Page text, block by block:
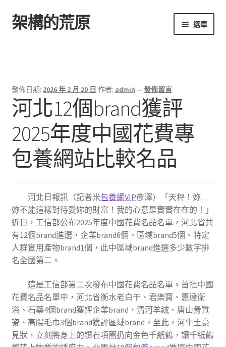
跳
至
跳
至
架構的荒原 選單
發佈日期: 2026 年 2 月 20 日 作者: admin —發佈留言
河北12個brand獲評
2025年度中國花費專
包養網站比較名品
河北日報訊（記者米包養網VIP彥澤）「天秤！妳…
妳不能這樣對待愛妳的財富！我的心意是實實在在的！」
近日，工信部公布2025年度中國花費名品名單，河北省共
有12個brand進選，企業brand6個、區域brand5個、特定
人群實用產物brand1個，此中區域brand進選多少數字排
名全國第二。
這是工信部第二次發布中國花費名品名單。首批中國
花費名品名單中，河北省衡水老白干、君樂寶、惠達衛
浴、石藥4個brand獲評企業brand，清河羊絨、唐山骨質
瓷、高陽毛巾3個brand獲評區域brand。至此，河牛土豪
見狀，立刻將身上的鑽石項圈扔向金色千紙鶴，讓千紙鶴